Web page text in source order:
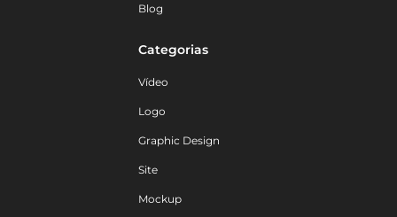
Blog
Categorias
Vídeo
Logo
Graphic Design
Site
Mockup